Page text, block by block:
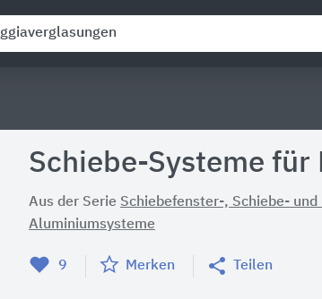
Schiebe-Systeme für
Aus der Serie Schiebefenster-, Schiebe-
Aluminiumsysteme
9 Merken Teilen